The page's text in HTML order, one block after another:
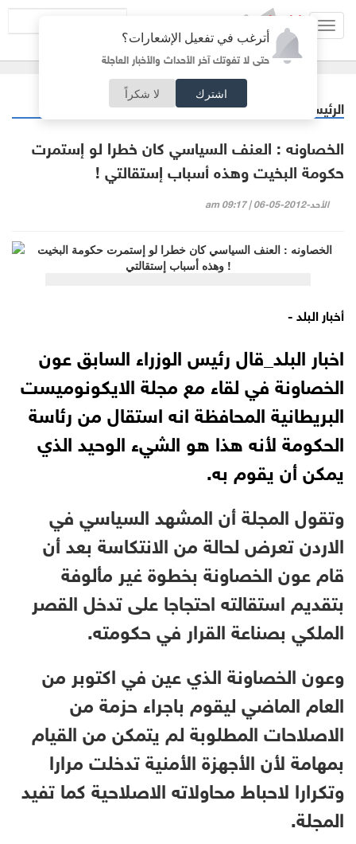
أترغب في تفعيل الإشعارات؟
حتى لا تفوتك آخر الأحداث والأخبار العاجلة
اشترك لا شكراً
الرئيسية
الخصاونه : العنف السياسي كان خطرا لو إستمرت
حكومة البخيت وهذه أسباب إستقالتي !
الأحد-2012-05-06 | 09:17 am
أخبار البلد -
اخبار البلد_قال رئيس الوزراء السابق عون
الخصاونة في لقاء مع مجلة الايكونوميست
البريطانية المحافظة انه استقال من رئاسة
الحكومة لأنه هذا هو الشيء الوحيد الذي
يمكن أن يقوم به.
وتقول المجلة أن المشهد السياسي في
الاردن تعرض لحالة من الانتكاسة بعد أن
قام عون الخصاونة بخطوة غير مألوفة
بتقديم استقالته احتجاجا على تدخل القصر
الملكي بصناعة القرار في حكومته.
وعون الخصاونة الذي عين في اكتوبر من
العام الماضي ليقوم باجراء حزمة من
الاصلاحات المطلوبة لم يتمكن من القيام
بمهامة لأن الأجهزة الأمنية تدخلت مرارا
وتكرارا لاحباط محاولاته الاصلاحية كما تفيد
المجلة.